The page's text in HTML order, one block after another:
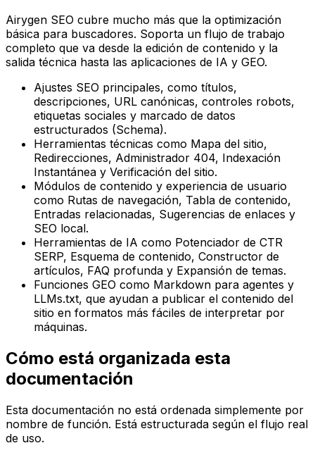
Airygen SEO cubre mucho más que la optimización
básica para buscadores. Soporta un flujo de trabajo
completo que va desde la edición de contenido y la
salida técnica hasta las aplicaciones de IA y GEO.
Ajustes SEO principales, como títulos,
descripciones, URL canónicas, controles robots,
etiquetas sociales y marcado de datos
estructurados (Schema).
Herramientas técnicas como Mapa del sitio,
Redirecciones, Administrador 404, Indexación
Instantánea y Verificación del sitio.
Módulos de contenido y experiencia de usuario
como Rutas de navegación, Tabla de contenido,
Entradas relacionadas, Sugerencias de enlaces y
SEO local.
Herramientas de IA como Potenciador de CTR
SERP, Esquema de contenido, Constructor de
artículos, FAQ profunda y Expansión de temas.
Funciones GEO como Markdown para agentes y
LLMs.txt, que ayudan a publicar el contenido del
sitio en formatos más fáciles de interpretar por
máquinas.
Cómo está organizada esta
documentación
Esta documentación no está ordenada simplemente por
nombre de función. Está estructurada según el flujo real
de uso.